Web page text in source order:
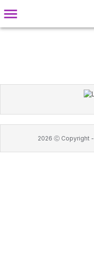
2026 Ⓒ Copyright -